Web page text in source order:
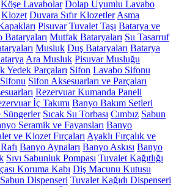
Köşe Lavabolar Dolap Uyumlu Lavabo
Klozet Duvara Sıfır Klozetler Asma
Pisuvar Tuvalet Taşı Batarya ve
Bataryaları Mutfak Bataryaları Su Tasarruf
Musluk Duş Bataryaları Batarya
Ara Musluk Pisuvar Musluğu
Yedek Parçaları Sifon Lavabo Sifonu
Sifon Aksesuarları ve Parçaları
Rezervuar Kumanda Paneli
İç Takımı Banyo Bakım Setleri
Sıcak Su Torbası Cımbız Sabun
Seramik ve Fayansları Banyo
ve Klozet Fırçaları Ayaklı Fırçalık ve
Banyo Aynaları Banyo Askısı Banyo
Sıvı Sabunluk Pompası Tuvalet Kağıtlığı
Koruma Kabı Diş Macunu Kutusu
Sabun Dispenseri Tuvalet Kağıdı Dispenseri